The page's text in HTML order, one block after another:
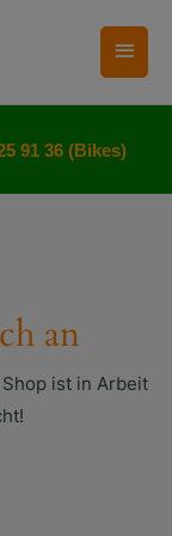
91 36 (Bikes)
an
ist in Arbeit